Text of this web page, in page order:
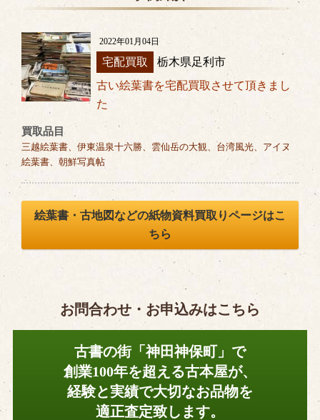
2022年01月04日
宅配買取
栃木県足利市
古い絵葉書を宅配買取させて頂きまし
た
買取品目
三越絵葉書、伊東温泉十六勝、雲仙岳の大観、台湾風光、アイヌ
絵葉書、朝鮮写真帖
絵葉書・古地図などの紙物資料買取りページはこ
ちら
お問合わせ・お申込みはこちら
古書の街「神田神保町」で
創業100年を超える古本屋が、
経験と実績で大切なお品物を
適正査定致します。